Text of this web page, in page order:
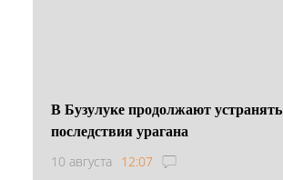
В Бузулуке продолжают устранять
последствия урагана
10 августа 12:07